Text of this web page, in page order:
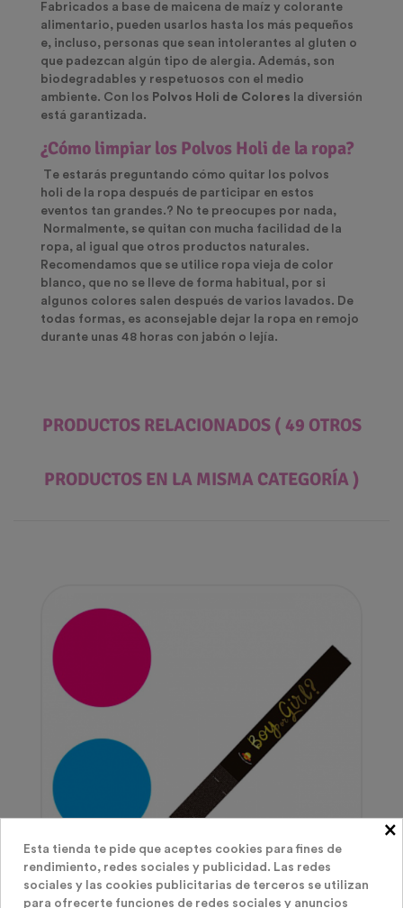
Fabricados a base de maicena de maíz y colorante
alimentario, pueden usarlos hasta los más pequeños
e, incluso, personas que sean intolerantes al gluten o
que padezcan algún tipo de alergia. Además, son
biodegradables y respetuosos con el medio
ambiente. Con los Polvos Holi de Colores la diversión
está garantizada.
¿Cómo limpiar los Polvos Holi de la ropa?
Te estarás preguntando cómo quitar los polvos
holi de la ropa después de participar en estos
eventos tan grandes.? No te preocupes por nada,
Normalmente, se quitan con mucha facilidad de la
ropa, al igual que otros productos naturales.
Recomendamos que se utilice ropa vieja de color
blanco, que no se lleve de forma habitual, por si
algunos colores salen después de varios lavados. De
todas formas, es aconsejable dejar la ropa en remojo
durante unas 48 horas con jabón o lejía.
PRODUCTOS RELACIONADOS ( 49 OTROS
PRODUCTOS EN LA MISMA CATEGORÍA )
×
Esta tienda te pide que aceptes cookies para fines de
rendimiento, redes sociales y publicidad. Las redes
sociales y las cookies publicitarias de terceros se utilizan
para ofrecerte funciones de redes sociales y anuncios